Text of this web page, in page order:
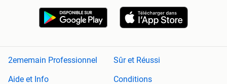
2ememain Professionnel
Sûr et Réussi
Aide et Info
Conditions